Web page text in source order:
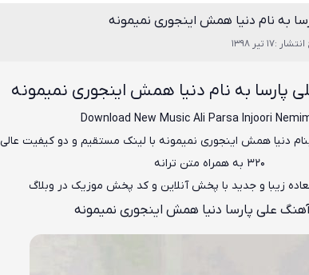
به نام دنیا همش اینجوری نمیمونه
:17 تیر 1398
پارسا به نام دنیا همش اینجوری نمیمونه
Download New MusicAli Parsa Injoori
دنیا همش اینجوری نمیمونه
۳۲۰ به همراه متن ترانه
زیبا و جدید با پخش آنلاین و کد پخش موزیک در وبلاگ
آهنگ علی پارسا دنیا همش اینجوری نمیمونه